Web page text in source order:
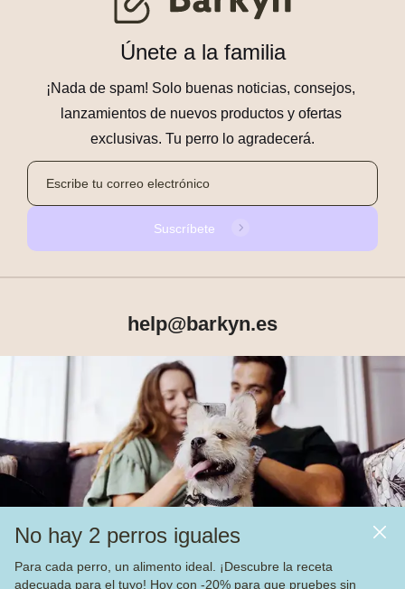
No hay 2 perros iguales
Para cada perro, un alimento ideal. ¡Descubre la receta
adecuada para el tuyo! Hoy con -20% para que pruebes sin
Únete a la familia
¡Nada de spam! Solo buenas noticias, consejos,
lanzamientos de nuevos productos y ofertas
exclusivas. Tu perro lo agradecerá.
Suscríbete
help@barkyn.es
Productos
Sobre Barkyn
Otros links
Piensos